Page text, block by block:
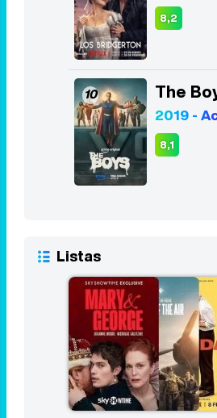
8,2
10 The
2019 -
8,1
Listas